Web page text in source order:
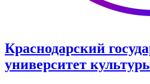
Краснодарский
университет